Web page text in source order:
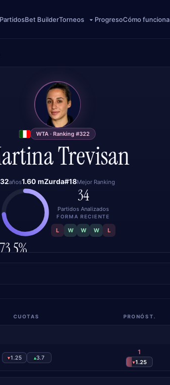
Bet BuilderTorneos ProgresoCómo funciona
MT
WTA · Ranking #322
Trevisan
32años1.60 mZurda#18Mejor Ranking
73.5%
34
Partidos Analizados
FORMA RECIENTE
L W W W L
CUOTAS PRONÓST.
▾1.25 ▴3.7
1
▾1.25